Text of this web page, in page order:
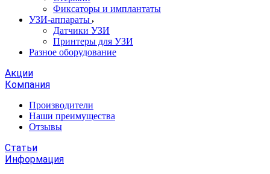
Фиксаторы и имплантаты
УЗИ-аппараты
Датчики УЗИ
Принтеры для УЗИ
Разное оборудование
Акции
Компания
Производители
Наши преимущества
Отзывы
Статьи
Информация